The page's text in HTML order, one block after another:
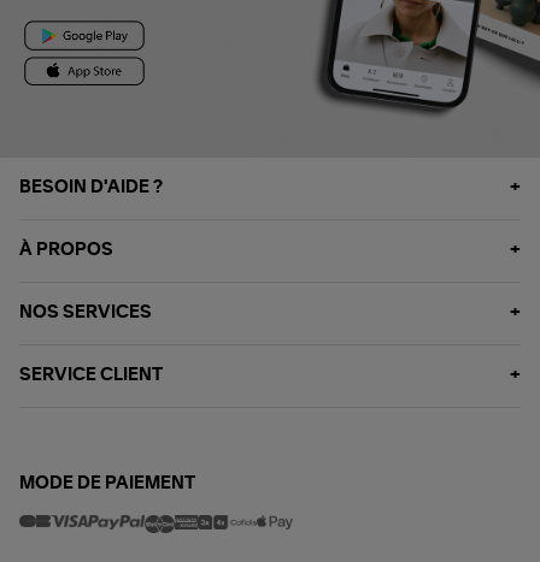
BESOIN D'AIDE ?
À PROPOS
NOS SERVICES
SERVICE CLIENT
MODE DE PAIEMENT